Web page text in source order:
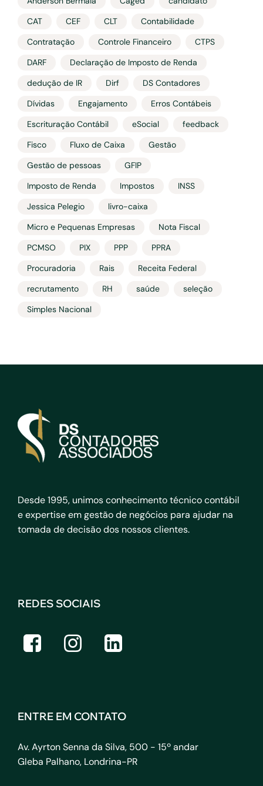
CAT
CEF CLT
Contabilidade
Contratação
Controle Financeiro
CTPS
DARF
Declaração de Imposto de Renda
dedução de IR
Dirf
DS Contadores
Dívidas
Engajamento
Erros Contábeis
Escrituração Contábil
eSocial
feedback
Fisco
Fluxo de Caixa
Gestão
Gestão de pessoas
GFIP
Imposto de Renda
Impostos
INSS
Jessica Pelegio
livro-caixa
Micro e Pequenas Empresas
Nota Fiscal
PCMSO
PIX PPP
PPRA
Procuradoria
Rais
Receita Federal
recrutamento
RH saúde
seleção
Simples Nacional
Desde 1995, unimos conhecimento técnico contábil
e expertise em gestão de negócios para ajudar na
tomada de decisão dos nossos clientes.
REDES SOCIAIS
ENTRE EM CONTATO
Av. Ayrton Senna da Silva, 500 - 15º andar
Gleba Palhano, Londrina-PR